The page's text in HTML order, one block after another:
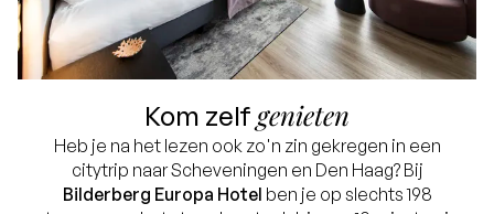
Kom zelf genieten
Heb je na het lezen ook zo'n zin gekregen in een
citytrip naar Scheveningen en Den Haag? Bij
Bilderberg Europa Hotel ben je op slechts 198